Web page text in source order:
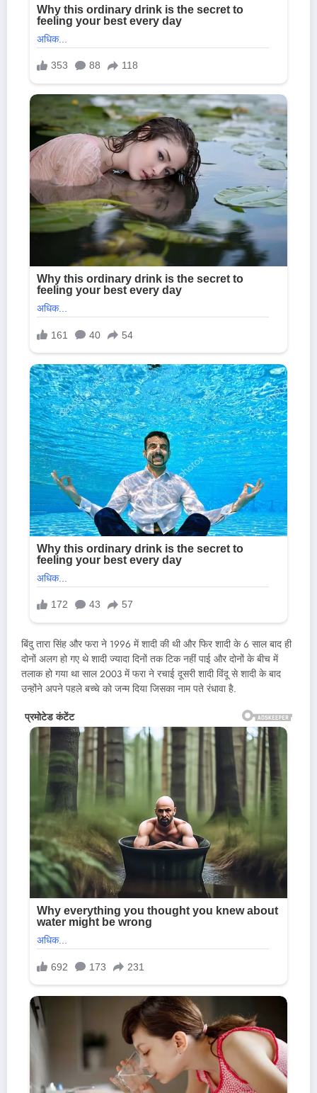
बिंदु तारा सिंह और फरा ने 1996 में शादी की थी और फिर शादी के 6 साल बाद ही
दोनों अलग हो गए थे शादी ज्यादा दिनों तक टिक नहीं पाई और दोनों के बीच में
तलाक हो गया था साल 2003 में फरा ने रचाई दूसरी शादी विंदू से शादी के बाद
उन्होंने अपने पहले बच्चे को जन्म दिया जिसका नाम पते रंधावा है.